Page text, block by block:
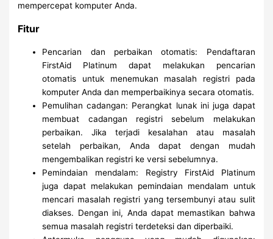
mempercepat komputer Anda.
Fitur
Pencarian dan perbaikan otomatis: Pendaftaran
FirstAid Platinum dapat melakukan pencarian
otomatis untuk menemukan masalah registri pada
komputer Anda dan memperbaikinya secara otomatis.
Pemulihan cadangan: Perangkat lunak ini juga dapat
membuat cadangan registri sebelum melakukan
perbaikan. Jika terjadi kesalahan atau masalah
setelah perbaikan, Anda dapat dengan mudah
mengembalikan registri ke versi sebelumnya.
Pemindaian mendalam: Registry FirstAid Platinum
juga dapat melakukan pemindaian mendalam untuk
mencari masalah registri yang tersembunyi atau sulit
diakses. Dengan ini, Anda dapat memastikan bahwa
semua masalah registri terdeteksi dan diperbaiki.